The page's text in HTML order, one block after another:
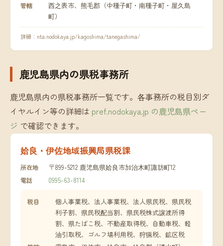
管轄
西之表市、熊毛郡（中種子町・南種子町・屋久島
町）
詳細： nta.nodokaya.jp/kagoshima/tanegashima/
鹿児島県内の県税事務所
鹿児島県内の県税事務所一覧です。各事務所の税目別ダ
イヤルイン等の詳細は pref.nodokaya.jp の鹿児島県ペー
ジ で確認できます。
姶良・伊佐地域振興局県税課
所在地 〒899-5212 鹿児島県姶良市加治木町諏訪町12
電話 0995-63-8114
税目
個人事業税、法人事業税、法人県民税、県民税
利子割、県民税配当割、県民税株式譲渡所得
割、県たばこ税、不動産取得税、自動車税、軽
油引取税、ゴルフ場利用税、狩猟税、鉱区税